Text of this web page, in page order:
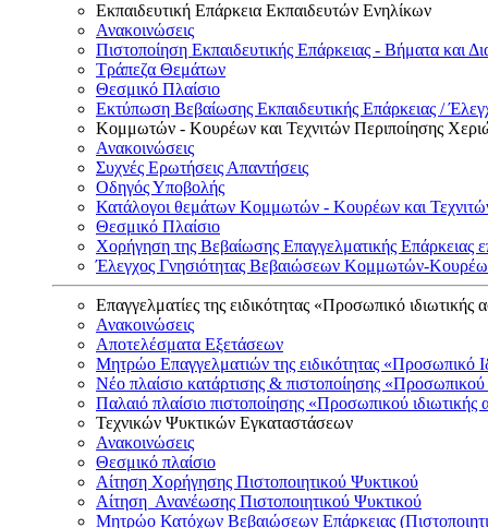
Εκπαιδευτική Επάρκεια Εκπαιδευτών Ενηλίκων
Ανακοινώσεις
Πιστοποίηση Εκπαιδευτικής Επάρκειας - Βήματα και
Τράπεζα Θεμάτων
Θεσμικό Πλαίσιο
Εκτύπωση Βεβαίωσης Εκπαιδευτικής Επάρκειας /
Κομμωτών - Κουρέων και Τεχνιτών Περιποίησης
Ανακοινώσεις
Συχνές Ερωτήσεις Απαντήσεις
Οδηγός Υποβολής
Κατάλογοι θεμάτων Κομμωτών - Κουρέων και
Θεσμικό Πλαίσιο
Χορήγηση της Βεβαίωσης Επαγγελματικής
Έλεγχος Γνησιότητας Βεβαιώσεων Κομμωτών-
Επαγγελματίες της ειδικότητας «Προσωπικό ιδιωτικής
Ανακοινώσεις
Αποτελέσματα Εξετάσεων
Μητρώο Επαγγελματιών της ειδικότητας «Προσωπικό
Νέο πλαίσιο κατάρτισης & πιστοποίησης «Προσωπικού
Παλαιό πλαίσιο πιστοποίησης «Προσωπικού
Τεχνικών Ψυκτικών Εγκαταστάσεων
Ανακοινώσεις
Θεσμικό πλαίσιο
Αίτηση Χορήγησης Πιστοποιητικού Ψυκτικού
Αίτηση Ανανέωσης Πιστοποιητικού Ψυκτικού
Μητρώο Κατόχων Βεβαιώσεων Επάρκειας